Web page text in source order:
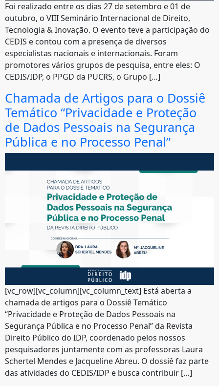
Foi realizado entre os dias 27 de setembro e 01 de
outubro, o VIII Seminário Internacional de Direito,
Tecnologia & Inovação. O evento teve a participação do
CEDIS e contou com a presença de diversos
especialistas nacionais e internacionais. Foram
promotores vários grupos de pesquisa, entre eles: O
CEDIS/IDP, o PPGD da PUCRS, o Grupo […]
Chamada de Artigos para o Dossiê
Temático “Privacidade e Proteção
de Dados Pessoais na Segurança
Pública e no Processo Penal”
[vc_row][vc_column][vc_column_text] Está aberta a
chamada de artigos para o Dossiê Temático
“Privacidade e Proteção de Dados Pessoais na
Segurança Pública e no Processo Penal” da Revista
Direito Público do IDP, coordenado pelos nossos
pesquisadores juntamente com as professoras Laura
Schertel Mendes e Jacqueline Abreu. O dossiê faz parte
das atividades do CEDIS/IDP e busca contribuir […]